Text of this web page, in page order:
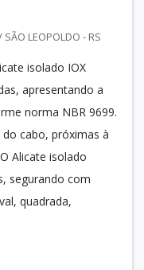
SÃO LEOPOLDO - RS
isolado IOX
apresentando a
norma NBR 9699.
cabo, próximas à
Alicate isolado
segurando com
quadrada,